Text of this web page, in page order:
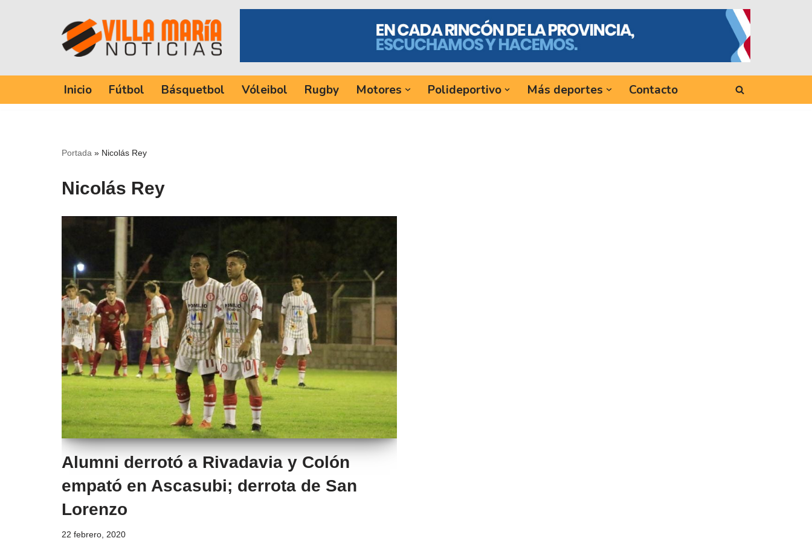
Inicio Fútbol Básquetbol Vóleibol Rugby Motores Polideportivo Más deportes Contacto
Portada » Nicolás Rey
Nicolás Rey
Alumni derrotó a Rivadavia y Colón
empató en Ascasubi; derrota de San
Lorenzo
22 febrero, 2020